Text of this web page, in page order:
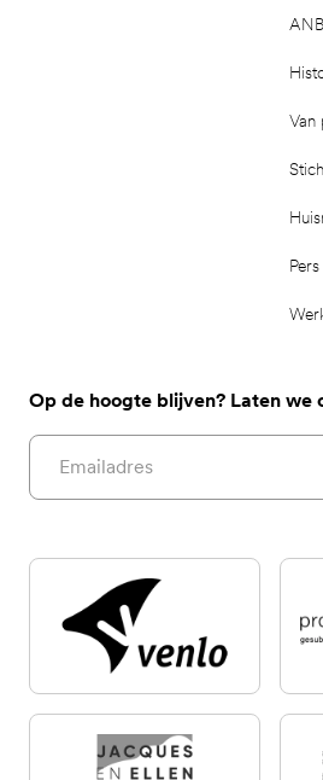
Van
Pers
Op de hoogte blijven? Laten we
Email address